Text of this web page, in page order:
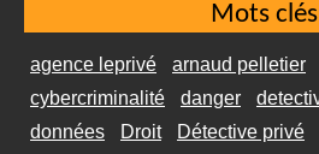
Mots clés
agence leprivé arnaud pelletier
cybercriminalité
danger
données
Droit Détective privé